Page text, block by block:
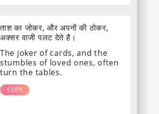
ताश का जोकर, और अपनों की ठोकर,
अक्सर वाजी पलट देते है।
The joker of cards, and the
stumbles of loved ones, often
turn the tables.
COPY